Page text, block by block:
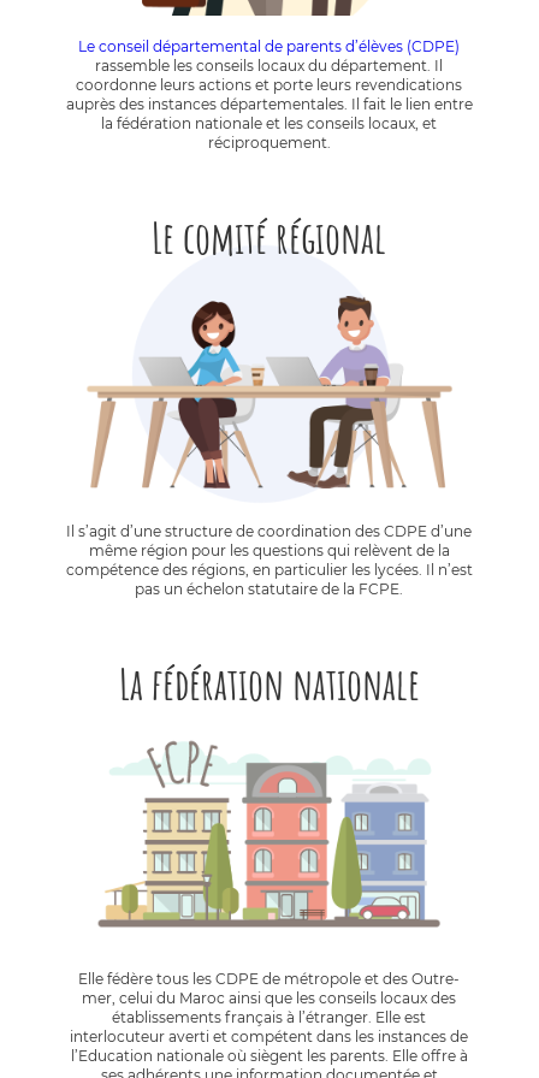
Le conseil départemental de parents d’élèves (CDPE)
rassemble les conseils locaux du département. Il
coordonne leurs actions et porte leurs revendications
auprès des instances départementales. Il fait le lien entre
la fédération nationale et les conseils locaux, et
réciproquement.
Le comité régional
Il s’agit d’une structure de coordination des CDPE d’une
même région pour les questions qui relèvent de la
compétence des régions, en particulier les lycées. Il n’est
pas un échelon statutaire de la FCPE.
La fédération nationale
Elle fédère tous les CDPE de métropole et des Outre-
mer, celui du Maroc ainsi que les conseils locaux des
établissements français à l’étranger. Elle est
interlocuteur averti et compétent dans les instances de
l’Education nationale où siègent les parents. Elle offre à